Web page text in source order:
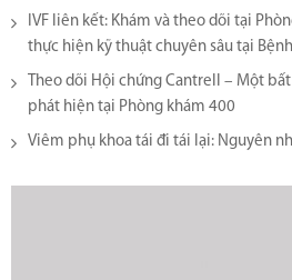
IVF liên kết: Khám và theo dõi tại
thực hiện kỹ thuật chuyên sâu tại
Theo dõi Hội chứng Cantrell – Một
phát hiện tại Phòng khám 400
Viêm phụ khoa tái đi tái lại​: Nguyên